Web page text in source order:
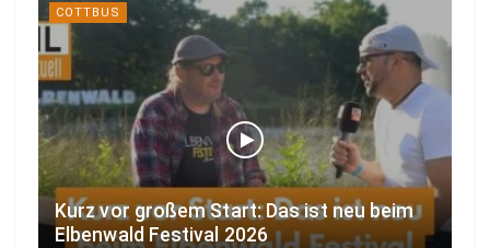
COTTBUS
Kurz vor großem Start: Das ist neu beim
Elbenwald Festival 2026